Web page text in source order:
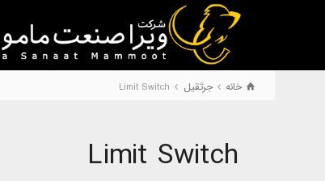
خانه جرثقیل Limit Switch
Limit Switch